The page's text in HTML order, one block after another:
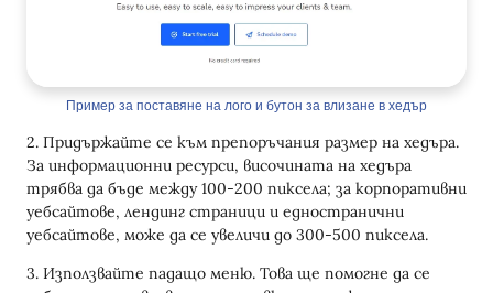
Пример за поставяне на лого и бутон за влизане в хедър
2. Придържайте се към препоръчания размер на хедъра.
За информационни ресурси, височината на хедъра
трябва да бъде между 100-200 пиксела; за корпоративни
уебсайтове, лендинг страници и едностранични
уебсайтове, може да се увеличи до 300-500 пиксела.
3. Използвайте падащо меню. Това ще помогне да се